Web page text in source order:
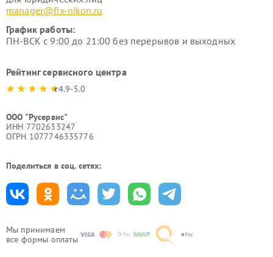
Мы принимаем
все формы оплаты
manager@fix-nikon.ru
График работы:
ПН-ВСК с 9:00 до 21:00 без перерывов и выходных
Рейтинг сервисного центра
4.9-5.0
ООО "Русервис"
ИНН 7702633247
ОГРН 1077746335776
Поделиться в соц. сетях: